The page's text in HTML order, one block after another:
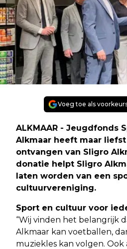
Voeg toe als
ALKMAAR - Jeugdfonds
Alkmaar heeft maar
ontvangen van Sligro
donatie helpt Sligro
laten worden van een
cultuurvereniging.
Sport en cultuur voor
“Wij vinden het belangrijk
Alkmaar kan voetballen,
muziekles kan volgen. Ook